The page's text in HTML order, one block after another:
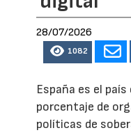
28/07/2026
1082
España es el
porcentaje de
políticas de